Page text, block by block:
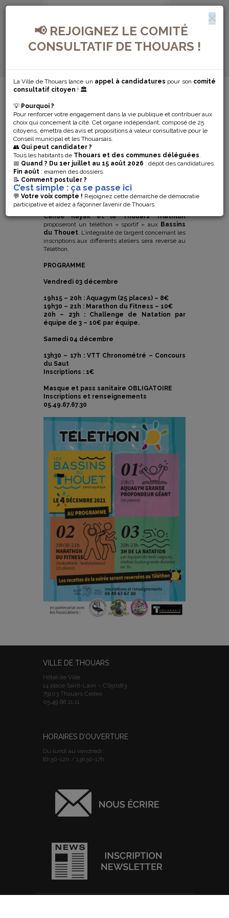
📢 REJOIGNEZ LE COMITÉ
CONSULTATIF DE THOUARS !
La Ville de Thouars lance un appel à candidatures pour son comité
consultatif citoyen ! 🏛️
💡 Pourquoi ?
Pour renforcer votre engagement dans la vie publique et contribuer aux
choix qui concernent la cité. Cet organe indépendant, composé de 25
citoyens, émettra des avis et propositions à valeur consultative pour le
Conseil municipal et les Thouarsais.
👥 Qui peut candidater ?
Tous les habitants de Thouars et des communes déléguées.
📅 Quand ? Du 1er juillet au 15 août 2026 : dépôt des candidatures.
Fin août : examen des dossiers.
📝 Comment postuler ?
C’est simple : ça se passe ici
💬 Votre voix compte ! Rejoignez cette démarche de démocratie
participative et aidez à façonner l’avenir de Thouars.
MENU DE NAVIGATION...
TÉLÉTHON AUX
BASSINS DU
THOUET
Vendredi 03 décembre et samedi 04 décembre le
service des sports de la communauté de
communes en partenariat avec leClub
Subaquatique de Thouars, Les Alligators
Canoe Kayak et le Thouars Triathlon
proposeront un téléthon « sportif » aux Bassins
du Thouet. L’intégralité de l’argent concernant les
inscriptions aux différents ateliers sera reversé au
Téléthon.
PROGRAMME
Vendredi 03 décembre
19h15 – 20h : Aquagym (25 places) – 8€
19h30 – 21h : Marathon du Fitness – 10€
20h – 23h : Challenge de Natation par
équipe de 3 – 10€ par équipe.
Samedi 04 décembre
13h30 – 17h : VTT Chronométré – Concours
du Saut
Inscriptions : 1€
Masque et pass sanitaire OBLIGATOIRE
Inscriptions et renseignements
05.49.67.67.30
VILLE DE THOUARS
Hôtel de Ville
14 place Saint-Laon – CS50183
79103 Thouars Cedex
05.49.68.11.11
HORAIRES D’OUVERTURE
Du lundi au vendredi :
8h30-12h / 13h30-17h